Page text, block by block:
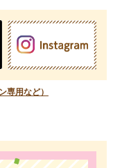
専用など）